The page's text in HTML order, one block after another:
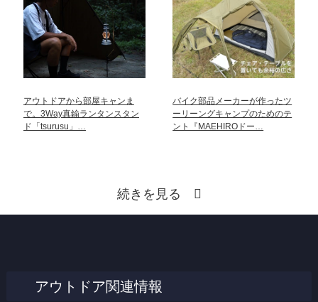
アウトドアから部屋キャンま
で。3Way真鍮ランタンスタン
ド「tsurusu」…
バイク部品メーカーが作ったツ
ーリーングキャンプのためのテ
ント『MAEHIROドー…
続きを見る
アウトドア関連情報